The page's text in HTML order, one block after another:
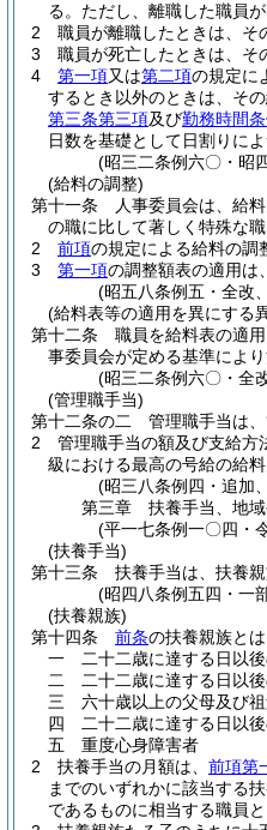
る。 ただし、離職した職員
2
職員が離職したときは、そ
3
職員が死亡したときは、そ
4
第一項又は第二項の規定に
するとき以外のときは、そ
第三条第三項及び勤務時間
日数を基礎として日割りによ
(昭三二条例六〇・昭
(給料の調整)
第十一条
人事委員会は、給
の職に比して著しく特殊な
2
前項の規定による給料の調
3
第一項の調整額表の適用は
(昭五八条例五・全改
(給料表等の適用を異にする
第十二条
職員を給料表の適
事委員会が定める基準により
(昭三二条例六〇・全
(管理職手当)
第十二条の二
管理職手当は
2
管理職手当の額及び支給方
級における最高の号給の給
(昭三八条例四・追加
第三章
扶養手当、地
(平一七条例一〇四・
(扶養手当)
第十三条
扶養手当は、扶養
(昭四八条例五四・一
(扶養親族)
第十四条
前条の扶養親族と
一
二十二歳に達する日以
二
二十二歳に達する日以
三
六十歳以上の父母及び
四
二十二歳に達する日以
五
重度心身障害者
2
扶養手当の月額は、 前項第
までのいずれかに該当する
であるものに相当する職員